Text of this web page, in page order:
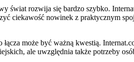
świat rozwija się bardzo szybko.
ciekawość nowinek z praktycznym
może być ważną kwestią.
ale uwzględnia także potrzeby